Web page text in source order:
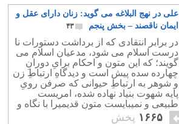
علی در نهج البلاغه می گوید: زنان دارای عقل و
ایمان ناقصند – بخش پنجم
۴۳
در برابر انتقادی که از برداشت دستورات نا
درست اسلام می شود، مدعیان اسلام می
گویند؛ که این متون و احکام برایِ دورانِ
چهارده سده پیش است و دیدگاهِ ارتباطِ زن
و شوهر به ارتباطِ حیوانی که صرفن رویِ
پایه شهوت بنیاد نهاده شده، امریست
طبیعی و نمیبایست متونِ قدیمیرا با نگاه و
درک امروزی به چالش کشید.
۱۶۶۵ پخش